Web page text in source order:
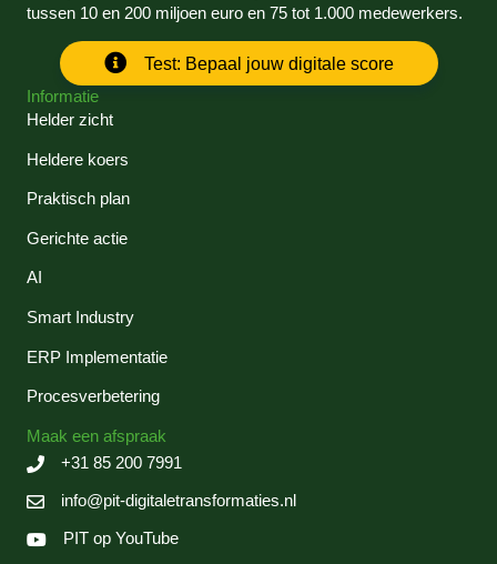
tussen 10 en 200 miljoen euro en 75 tot 1.000 medewerkers.
Test: Bepaal jouw digitale score
Informatie
Helder zicht
Heldere koers
Praktisch plan
Gerichte actie
AI
Smart Industry
ERP Implementatie
Procesverbetering
Maak een afspraak
+31 85 200 7991
info@pit-digitaletransformaties.nl
PIT op YouTube